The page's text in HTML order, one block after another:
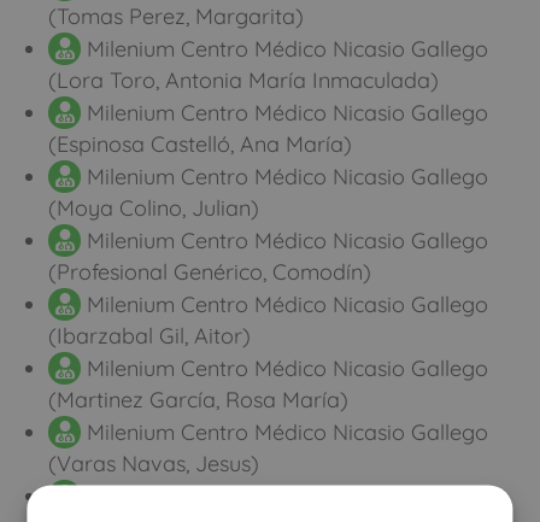
(Tomas Perez, Margarita)
Milenium Centro Médico Nicasio Gallego
(Lora Toro, Antonia María Inmaculada)
Milenium Centro Médico Nicasio Gallego
(Espinosa Castelló, Ana María)
Milenium Centro Médico Nicasio Gallego
(Moya Colino, Julian)
Milenium Centro Médico Nicasio Gallego
(Profesional Genérico, Comodín)
Milenium Centro Médico Nicasio Gallego
(Ibarzabal Gil, Aitor)
Milenium Centro Médico Nicasio Gallego
(Martinez García, Rosa María)
Milenium Centro Médico Nicasio Gallego
(Varas Navas, Jesus)